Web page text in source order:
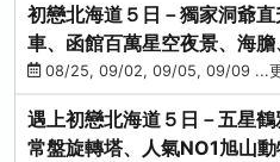
初戀北海道５日－獨家洞爺
車、函館百萬星空夜景、海
蟹吃到飽
08/25, 09/02, 09/05, 09/09 ...
遇上初戀北海道５日－五星鶴
常盤旋轉塔、人氣NO1旭山